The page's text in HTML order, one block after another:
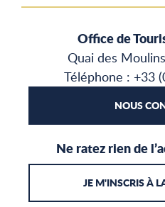
Office de
Quai des
Téléphone : +33
NOUS
Ne ratez rien de
JE M'INSCRIS À